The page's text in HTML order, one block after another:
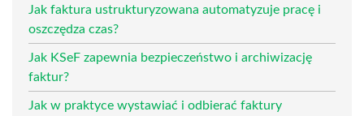
Jak faktura ustrukturyzowana automatyzuje pracę i
oszczędza czas?
Jak KSeF zapewnia bezpieczeństwo i archiwizację
faktur?
Jak w praktyce wystawiać i odbierać faktury